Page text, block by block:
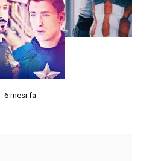
6 mesi fa